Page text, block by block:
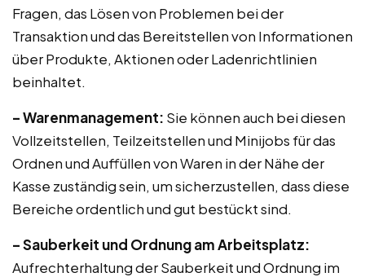
Fragen, das Lösen von Problemen bei der
Transaktion und das Bereitstellen von Informationen
über Produkte, Aktionen oder Ladenrichtlinien
beinhaltet.
– Warenmanagement: Sie können auch bei diesen
Vollzeitstellen, Teilzeitstellen und Minijobs für das
Ordnen und Auffüllen von Waren in der Nähe der
Kasse zuständig sein, um sicherzustellen, dass diese
Bereiche ordentlich und gut bestückt sind.
– Sauberkeit und Ordnung am Arbeitsplatz:
Aufrechterhaltung der Sauberkeit und Ordnung im